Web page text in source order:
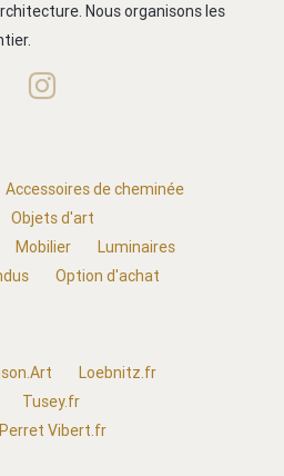
Nous organisons les
Accessoires de cheminée
Objets d'art
Mobilier
Luminaires
Option d'achat
Loebnitz.fr
Tusey.fr
Perret Vibert.fr